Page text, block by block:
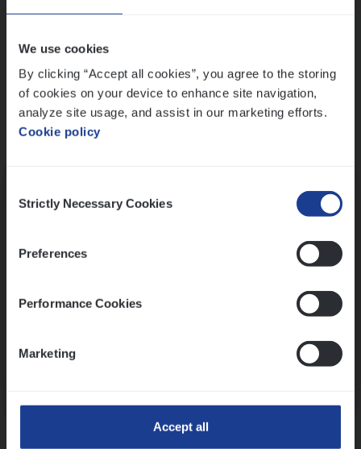
We use cookies
By clicking “Accept all cookies”, you agree to the storing
of cookies on your device to enhance site navigation,
analyze site usage, and assist in our marketing efforts.
Cookie policy
Selection
Strictly Necessary Cookies
Preferences
Performance Cookies
Marketing
Accept all